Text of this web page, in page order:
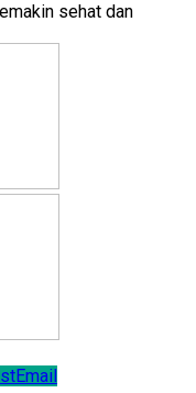
sehat dan
Email